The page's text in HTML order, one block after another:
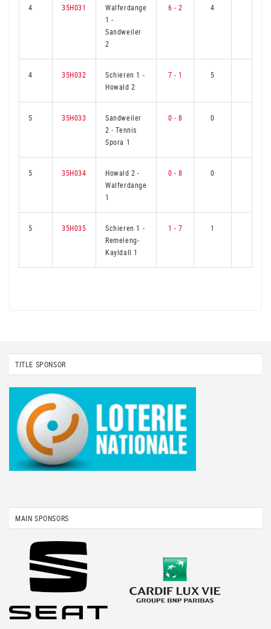
4 35H031
Walferdange
1-
Sandweiler
2
6 - 2 4
4 35H032 Schieren 1 -
Howald 2
7 - 1 5
5 35H033
Sandweiler
2-Tennis
Spora 1
0 - 8 0
5 35H034 Howald 2-
Walferdange
1
0 - 8 0
5 35H035 Schieren 1 -
Remeleng-
Kayldall 1
1 - 7 1
TITLE SPONSOR
MAIN SPONSORS